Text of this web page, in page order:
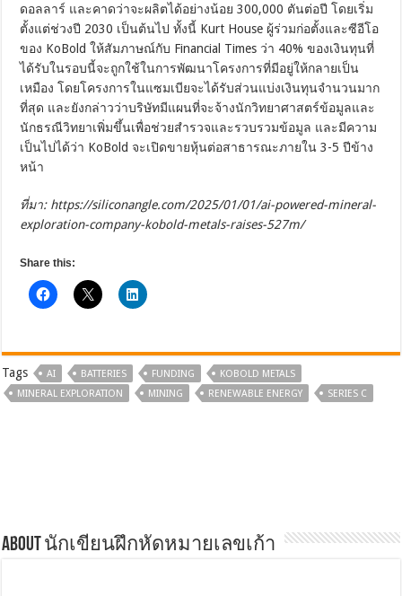
ดอลลาร์ และคาดว่าจะผลิตได้อย่างน้อย 300,000 ตันต่อปี โดยเริ่ม
ตั้งแต่ช่วงปี 2030 เป็นต้นไป ทั้งนี้ Kurt House ผู้ร่วมก่อตั้งและซีอีโอ
ของ KoBold ให้สัมภาษณ์กับ Financial Times ว่า 40% ของเงินทุนที่
ได้รับในรอบนี้จะถูกใช้ในการพัฒนาโครงการที่มีอยู่ให้กลายเป็น
เหมือง โดยโครงการในแซมเบียจะได้รับส่วนแบ่งเงินทุนจำนวนมาก
ที่สุด และยังกล่าวว่าบริษัทมีแผนที่จะจ้างนักวิทยาศาสตร์ข้อมูลและ
นักธรณีวิทยาเพิ่มขึ้นเพื่อช่วยสำรวจและรวบรวมข้อมูล และมีความ
เป็นไปได้ว่า KoBold จะเปิดขายหุ้นต่อสาธารณะภายใน 3-5 ปีข้าง
หน้า
ที่มา: https://siliconangle.com/2025/01/01/ai-powered-mineral-
exploration-company-kobold-metals-raises-527m/
Share this:
Tags AI BATTERIES FUNDING
KOBOLD METALS
MINERAL EXPLORATION
MINING RENEWABLE ENERGY SERIES C
About นักเขียนฝึกหัดหมายเลขเก้า